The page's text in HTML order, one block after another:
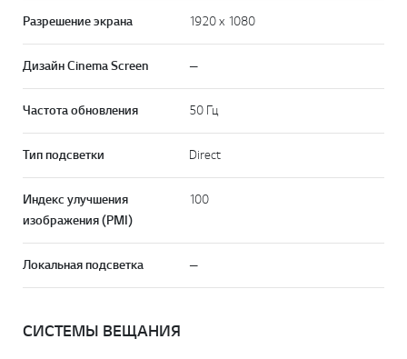
Разрешение экрана 1920 x 1080
Дизайн Cinema Screen —
Частота обновления 50 Гц
Тип подсветки Direct
Индекс улучшения
изображения (PMI)
100
Локальная подсветка —
СИСТЕМЫ ВЕЩАНИЯ